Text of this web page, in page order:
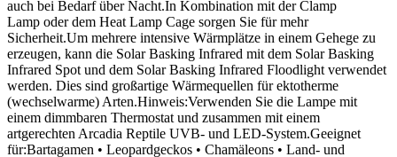
auch bei Bedarf über Nacht.In Kombination mit der Clamp
Lamp oder dem Heat Lamp Cage sorgen Sie für mehr
Sicherheit.Um mehrere intensive Wärmplätze in einem Gehege zu
erzeugen, kann die Solar Basking Infrared mit dem Solar Basking
Infrared Spot und dem Solar Basking Infrared Floodlight verwendet
werden. Dies sind großartige Wärmequellen für ektotherme
(wechselwarme) Arten.Hinweis:Verwenden Sie die Lampe mit
einem dimmbaren Thermostat und zusammen mit einem
artgerechten Arcadia Reptile UVB- und LED-System.Geeignet
für:Bartagamen • Leopardgeckos • Chamäleons • Land- und